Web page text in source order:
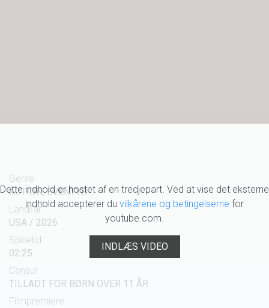
Dette indhold er hostet af en tredjepart. Ved at vise det eksterne
indhold accepterer du vilkårene og betingelserne for
youtube.com.
INDLÆS VIDEO
Genre
ACTION, EVENTYR
Land/år
USA / 2026
Spilletid
02:25
Censur
TILLADT FOR BØRN OVER 11 ÅR
Filmpremiere